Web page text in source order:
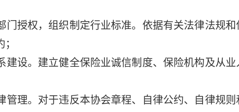
门授权，组织制定行业标准。依据有关法律法规
建设。建立健全保险业诚信制度、保险机构及从
管理。对于违反本协会章程、自律公约、自律规